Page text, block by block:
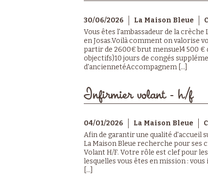
30/06/2026 La Maison Bleue
Vous êtes l'ambassadeur de la crèche
en Josas.Voilà comment on valorise
partir de 2600€ brut mensuel4 500 €
objectifs)10 jours de congés
d'anciennetéAccompagnem [...]
Infirmier volant - h/f
04/01/2026 La Maison Bleue
Afin de garantir une qualité d'accueil
La Maison Bleue recherche pour ses
Volant H/F. Votre rôle est clef pour
lesquelles vous êtes en mission :
[...]